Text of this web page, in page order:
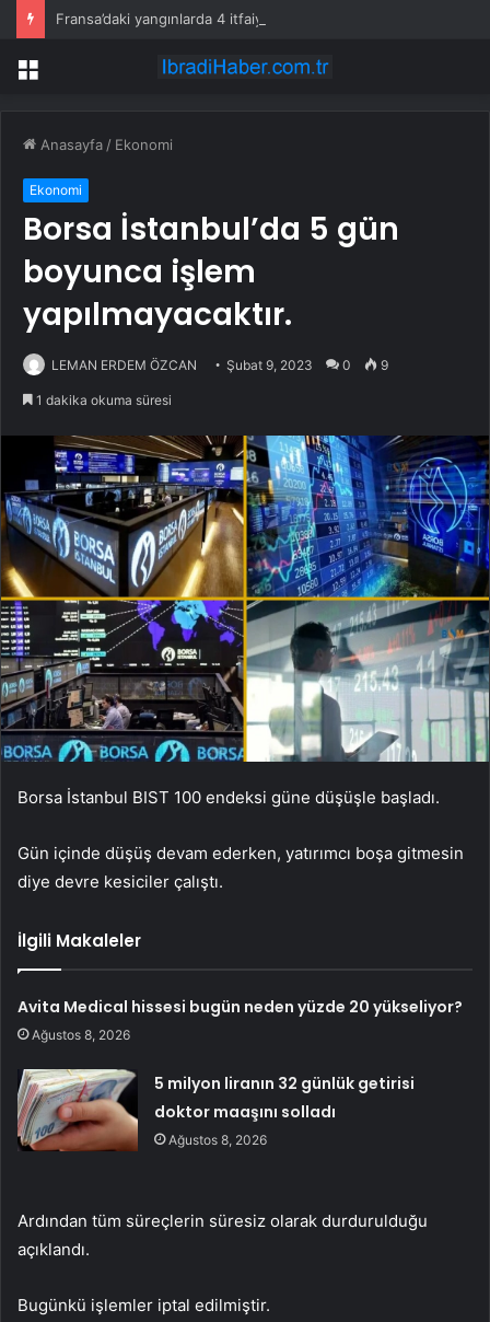
Fransa’daki yangınlarda 4 itfaiye eri hayatını kaybetti
Menü
Anasayfa / Ekonomi
Ekonomi
Borsa İstanbul’da 5 gün
boyunca işlem
yapılmayacaktır.
LEMAN ERDEM ÖZCAN Şubat 9, 2023 0 9
1 dakika okuma süresi
Borsa İstanbul BIST 100 endeksi güne düşüşle başladı.
Gün içinde düşüş devam ederken, yatırımcı boşa gitmesin
diye devre kesiciler çalıştı.
İlgili Makaleler
Avita Medical hissesi bugün neden yüzde 20 yükseliyor?
Ağustos 8, 2026
5 milyon liranın 32 günlük getirisi
doktor maaşını solladı
Ağustos 8, 2026
Ardından tüm süreçlerin süresiz olarak durdurulduğu
açıklandı.
Bugünkü işlemler iptal edilmiştir.